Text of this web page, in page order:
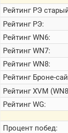
Теlegram
ВК
Портал
Мира
Танков
РейтингРЭ
РейтингРЭ:
РейтингWN6:
РейтингWN7:
РейтингWN8:
РейтингБроне-
РейтингXVM
РейтингWG:
Процент побед: